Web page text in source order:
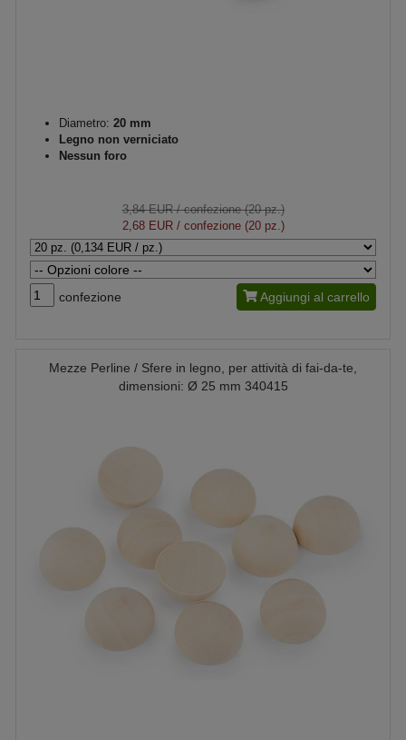
Diametro: 20 mm
Legno non verniciato
Nessun foro
3,84 EUR/ confezione (20 pz.)
2,68 EUR/ confezione (20 pz.)
confezione Aggiungi al carrello
Mezze Perline / Sfere in legno, per attività di fai-da-te,
dimensioni: Ø 25 mm 340415